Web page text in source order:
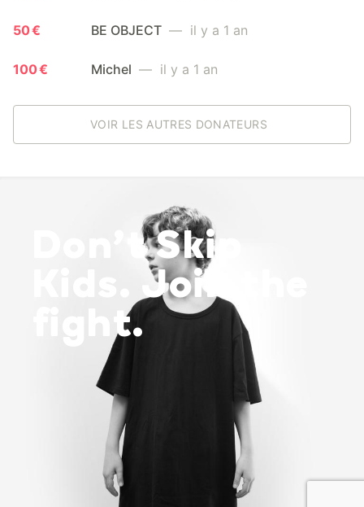
50 € BE OBJECT — il y a 1 an
100 € Michel — il y a 1 an
VOIR LES AUTRES DONATEURS
Don’t Skip
Kids. Join the
fight.